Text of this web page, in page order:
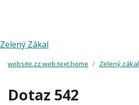
Zelený Zákal
website.zz.web.text.home Zelený zákal
Dotaz 542